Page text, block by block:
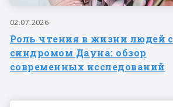
02.07.2026
Роль чтения в жизни людей с
синдромом Дауна: обзор
современных исследований